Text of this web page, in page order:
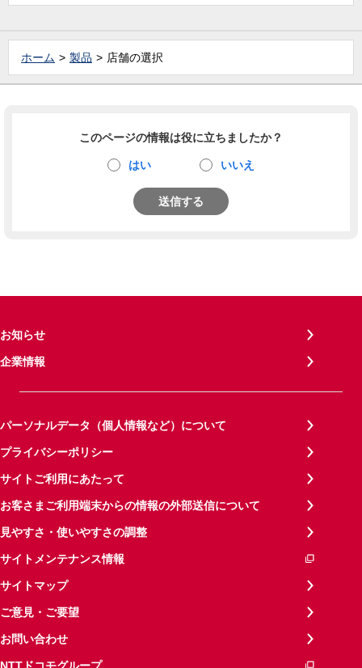
ホーム 製品 店舗の選択
このページの情報は役に立ちましたか？
はい いいえ
送信する
お知らせ
企業情報
パーソナルデータ（個人情報など）について
プライバシーポリシー
サイトご利用にあたって
お客さまご利用端末からの情報の外部送信について
見やすさ・使いやすさの調整
サイトメンテナンス情報
サイトマップ
ご意見・ご要望
お問い合わせ
NTTドコモグループ